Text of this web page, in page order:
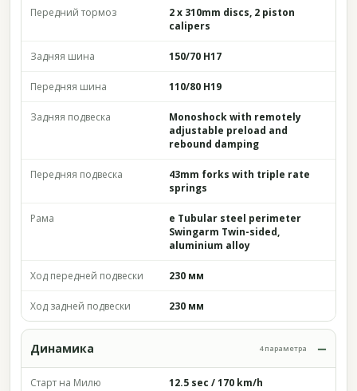
Передний тормоз
2 x 310mm discs, 2 piston
calipers
Задняя шина 150/70 H17
Передняя шина 110/80 H19
Задняя подвеска
Monoshock with remotely
adjustable preload and
rebound damping
Передняя подвеска
43mm forks with triple rate
springs
Рама
e Tubular steel perimeter
Swingarm Twin-sided,
aluminium alloy
Ход передней подвески 230 мм
Ход задней подвески 230 мм
Динамика 4 параметра
Старт на Милю 12.5 sec / 170 km/h